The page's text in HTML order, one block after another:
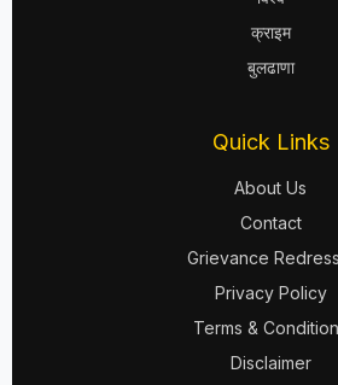
क्राइम
बुलढाणा
Quick Links
About Us
Contact
Grievance
Privacy Policy
Terms &
Disclaimer